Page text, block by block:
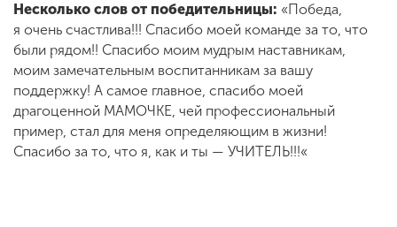
Несколько слов от победительницы: «Победа,
я очень счастлива!!! Спасибо моей команде за то, что
были рядом!! Спасибо моим мудрым наставникам,
моим замечательным воспитанникам за вашу
поддержку! А самое главное, спасибо моей
драгоценной МАМОЧКЕ, чей профессиональный
пример, стал для меня определяющим в жизни!
Спасибо за то, что я, как и ты — УЧИТЕЛЬ!!!«